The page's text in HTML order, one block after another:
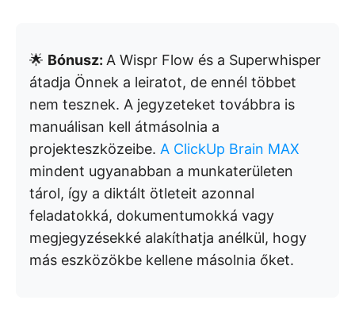
🌟 Bónusz: A Wispr Flow és a Superwhisper
átadja Önnek a leiratot, de ennél többet
nem tesznek. A jegyzeteket továbbra is
manuálisan kell átmásolnia a
projekteszközeibe. A ClickUp Brain MAX
mindent ugyanabban a munkaterületen
tárol, így a diktált ötleteit azonnal
feladatokká, dokumentumokká vagy
megjegyzésekké alakíthatja anélkül, hogy
más eszközökbe kellene másolnia őket.